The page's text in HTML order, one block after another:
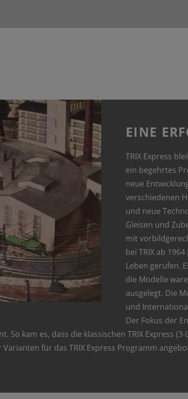
EINE
TRIX Express
ein begehrtes
neue
verschiedenen
und neue
Gleisen und
mit
bei TRIX ab
Leben gerufen.
die Modelle
ausgelegt. Die
und
Der Fokus der
So kam es, dass die klassischen TRIX Express
für das TRIX Express Programm